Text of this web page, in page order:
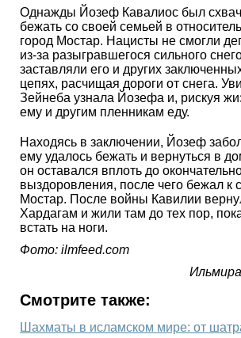
Однажды Йозеф Кавалиос был
бежать со своей семьей в
город Мостар. Нацисты не смогли
из-за разыгравшегося сильного
заставляли его и других
цепях, расчищая дороги от снега.
Зейнеба узнала Йозефа и, рискуя
ему и другим пленникам еду.
Находясь в заключении, Йозеф
ему удалось бежать и вернуться в
он оставался вплоть до
выздоровления, после чего бежал к
Мостар. После войны Кавилии
Хардагам и жили там до тех пор,
встать на ноги.
Фото: ilmfeed.com
Смотрите также:
Шахматы в исламском мире: от